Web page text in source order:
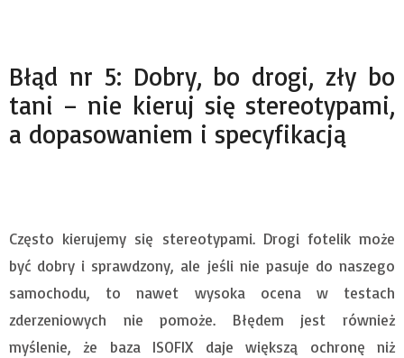
Błąd nr 5: Dobry, bo drogi, zły bo
tani – nie kieruj się stereotypami,
a dopasowaniem i specyfikacją
Często kierujemy się stereotypami. Drogi fotelik może
być dobry i sprawdzony, ale jeśli nie pasuje do naszego
samochodu, to nawet wysoka ocena w testach
zderzeniowych nie pomoże. Błędem jest również
myślenie, że baza ISOFIX daje większą ochronę niż